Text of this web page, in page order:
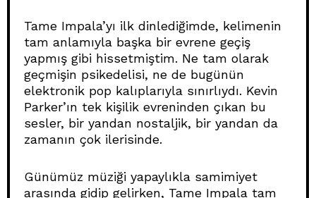
Tame Impala’yı ilk dinlediğimde, kelimenin
tam anlamıyla başka bir evrene geçiş
yapmış gibi hissetmiştim. Ne tam olarak
geçmişin psikedelisi, ne de bugünün
elektronik pop kalıplarıyla sınırlıydı. Kevin
Parker’ın tek kişilik evreninden çıkan bu
sesler, bir yandan nostaljik, bir yandan da
zamanın çok ilerisinde.
Günümüz müziği yapaylıkla samimiyet
arasında gidip gelirken, Tame Impala tam